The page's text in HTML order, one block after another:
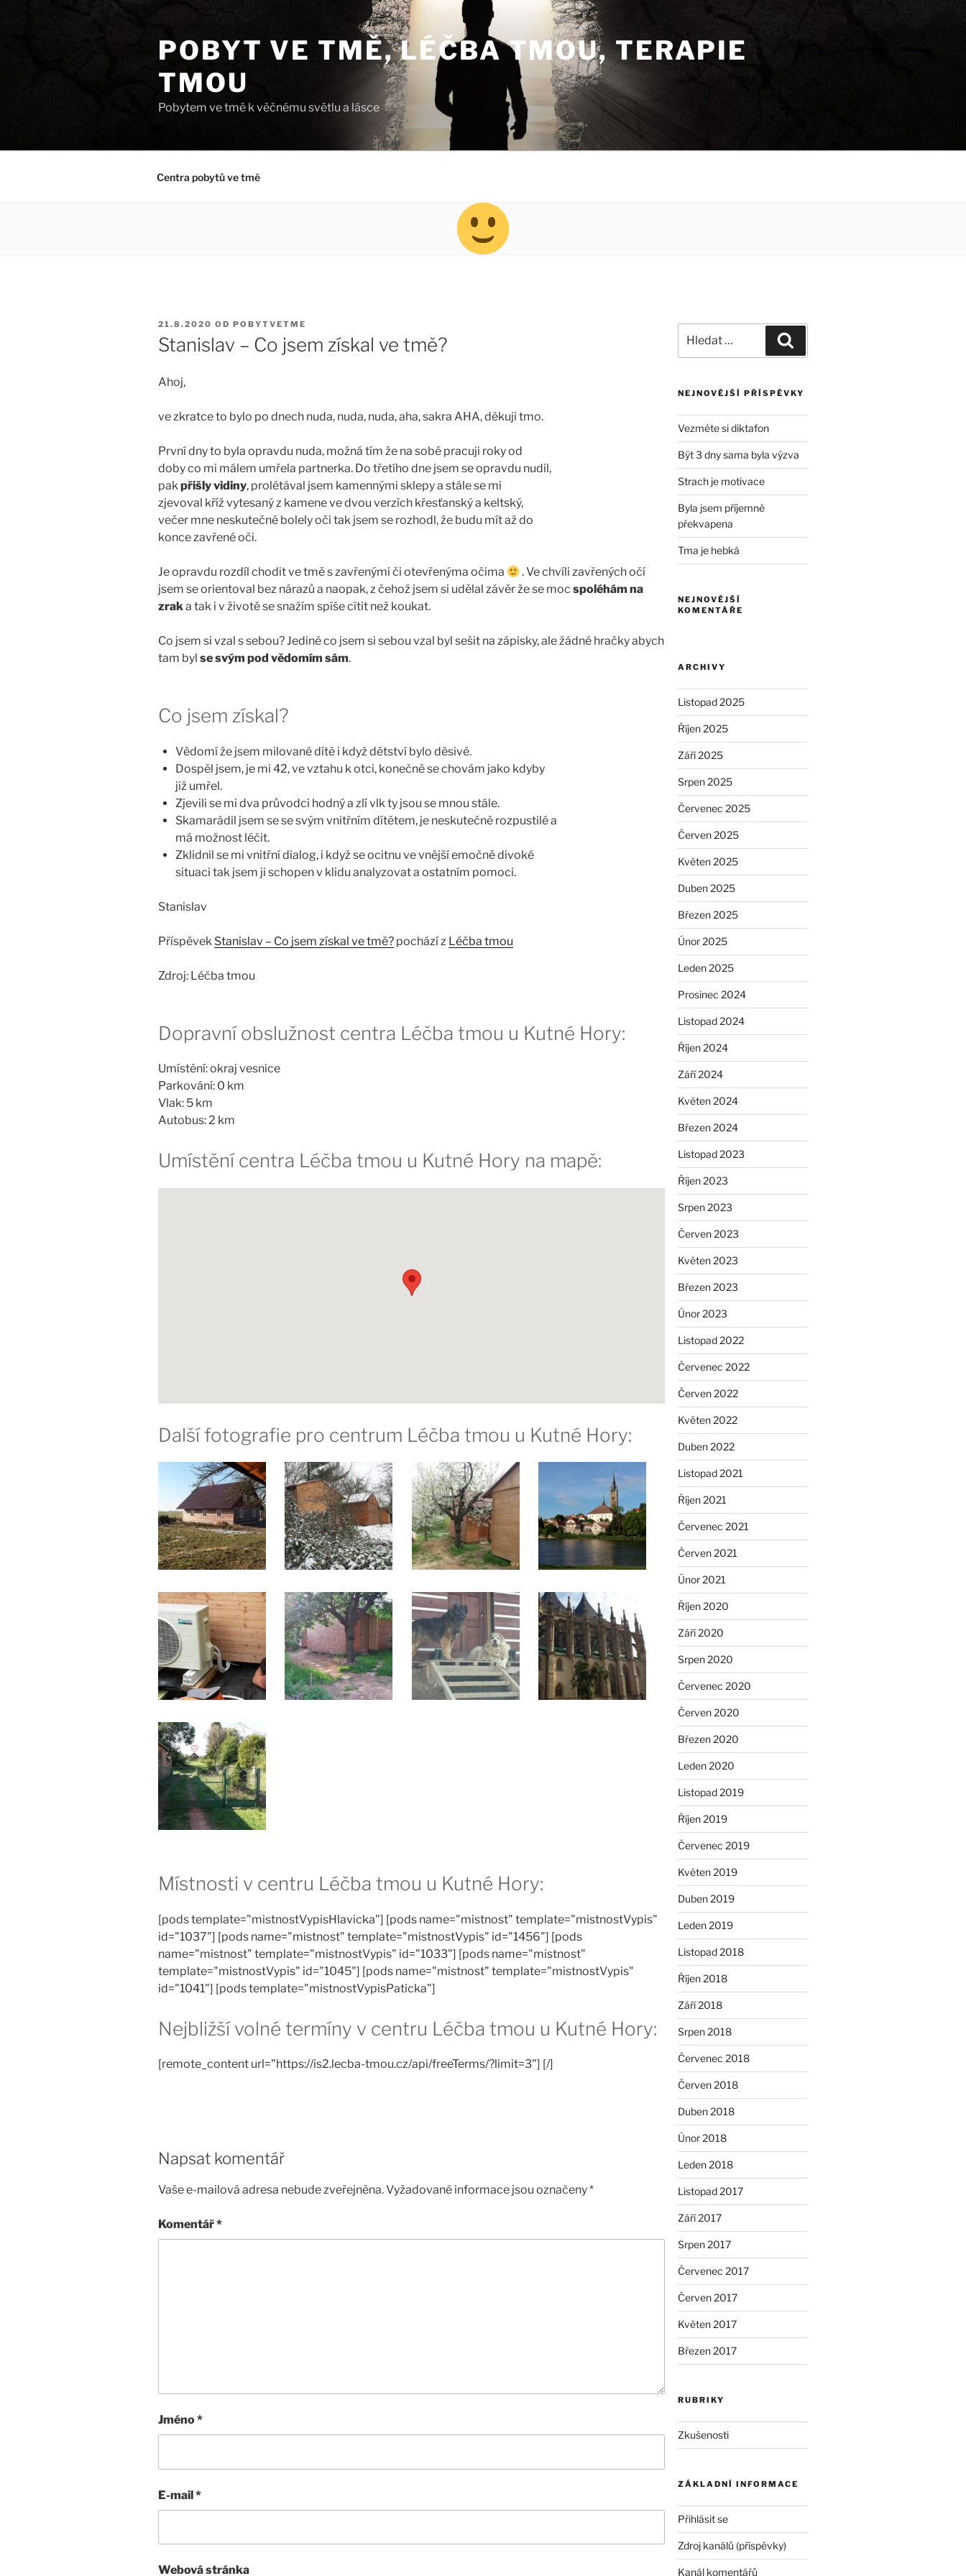
POBYT VE TMĚ, LÉČBA TMOU, TERAPIE
TMOU
Pobytem ve tmě k věčnému světlu a lásce
Centra pobytů ve tmě
PUBLIKOVÁNO
21.8.2020 OD POBYTVETME
Stanislav – Co jsem získal ve tmě?
Ahoj,
ve zkratce to bylo po dnech nuda, nuda, nuda, aha, sakra AHA, děkuji tmo.
První dny to byla opravdu nuda, možná tím že na sobě pracuji roky od
doby co mi málem umřela partnerka. Do třetího dne jsem se opravdu nudil,
pakpřišly vidiny, prolétával jsem kamennými sklepy a stále se mi
zjevoval kříž vytesaný z kamene ve dvou verzích křesťanský a keltský,
večer mne neskutečně bolely oči tak jsem se rozhodl, že budu mít až do
konce zavřené oči.
Je opravdu rozdíl chodit ve tmě s zavřenými či otevřenýma očima
. Ve chvíli zavřených očí
jsem se orientoval bez nárazů a naopak, z čehož jsem si udělal závěr že se moc spoléhám na
zraka tak i v životě se snažím spíše cítit než koukat.
Co jsem si vzal s sebou? Jediné co jsem si sebou vzal byl sešit na zápisky, ale žádné hračky abych
tam byl se svým pod vědomím sám.
Co jsem získal?
Vědomí že jsem milované dítě i když dětství bylo děsivé.
Dospěl jsem, je mi 42, ve vztahu k otci, konečně se chovám jako kdyby
již umřel.
Zjevili se mi dva průvodci hodný a zlí vlk ty jsou se mnou stále.
Skamarádil jsem se se svým vnitřním dítětem, je neskutečně rozpustilé a
má možnost léčit.
Zklidnil se mi vnitřní dialog, i když se ocitnu ve vnější emočně divoké
situaci tak jsem ji schopen v klidu analyzovat a ostatním pomoci.
Stanislav
Příspěvek Stanislav – Co jsem získal ve tmě? pochází z Léčba tmou
Zdroj: Léčba tmou
Dopravní obslužnost centra Léčba tmou u Kutné Hory:
Umístění: okraj vesnice
Parkování: 0 km
Vlak: 5 km
Autobus: 2 km
Umístění centra Léčba tmou u Kutné Hory na mapě:
Další fotografie pro centrum Léčba tmou u Kutné Hory:
Místnosti v centru Léčba tmou u Kutné Hory:
[pods template="mistnostVypisHlavicka"] [pods name="mistnost" template="mistnostVypis"
id="1037"] [pods name="mistnost" template="mistnostVypis" id="1456"] [pods
name="mistnost" template="mistnostVypis" id="1033"] [pods name="mistnost"
template="mistnostVypis" id="1045"] [pods name="mistnost" template="mistnostVypis"
id="1041"] [pods template="mistnostVypisPaticka"]
Nejbližší volné termíny v centru Léčba tmou u Kutné Hory:
[remote_content url="https://is2.lecba-tmou.cz/api/freeTerms/?limit=3"] [/]
Napsat komentář
Vaše e-mailová adresa nebude zveřejněna.Vyžadované informace jsou označeny*
Komentář*
Jméno*
E-mail*
Webová stránka
NEJNOVĚJŠÍ PŘÍSPĚVKY
Vezměte si diktafon
Být 3 dny sama byla výzva
Strach je motivace
Byla jsem příjemně
překvapena
Tma je hebká
NEJNOVĚJŠÍ
KOMENTÁŘE
ARCHIVY
Listopad 2025
Říjen 2025
Září 2025
Srpen 2025
Červenec 2025
Červen 2025
Květen 2025
Duben 2025
Březen 2025
Únor 2025
Leden 2025
Prosinec 2024
Listopad 2024
Říjen 2024
Září 2024
Květen 2024
Březen 2024
Listopad 2023
Říjen 2023
Srpen 2023
Červen 2023
Květen 2023
Březen 2023
Únor 2023
Listopad 2022
Červenec 2022
Červen 2022
Květen 2022
Duben 2022
Listopad 2021
Říjen 2021
Červenec 2021
Červen 2021
Únor 2021
Říjen 2020
Září 2020
Srpen 2020
Červenec 2020
Červen 2020
Březen 2020
Leden 2020
Listopad 2019
Říjen 2019
Červenec 2019
Květen 2019
Duben 2019
Leden 2019
Listopad 2018
Říjen 2018
Září 2018
Srpen 2018
Červenec 2018
Červen 2018
Duben 2018
Únor 2018
Leden 2018
Listopad 2017
Září 2017
Srpen 2017
Červenec 2017
Červen 2017
Květen 2017
Březen 2017
RUBRIKY
Zkušenosti
ZÁKLADNÍ INFORMACE
Přihlásit se
Zdroj kanálů (příspěvky)
Kanál komentářů